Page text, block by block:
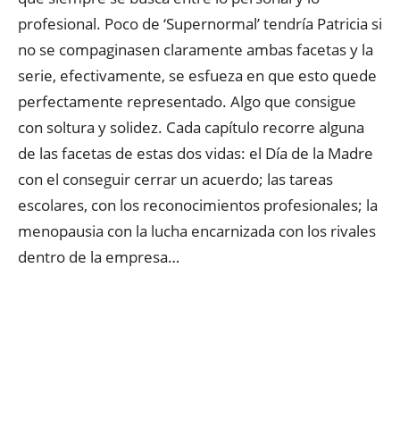
profesional. Poco de ‘Supernormal’ tendría Patricia si
no se compaginasen claramente ambas facetas y la
serie, efectivamente, se esfueza en que esto quede
perfectamente representado. Algo que consigue
con soltura y solidez. Cada capítulo recorre alguna
de las facetas de estas dos vidas: el Día de la Madre
con el conseguir cerrar un acuerdo; las tareas
escolares, con los reconocimientos profesionales; la
menopausia con la lucha encarnizada con los rivales
dentro de la empresa…